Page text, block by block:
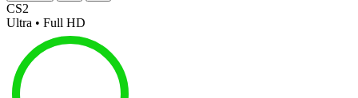
CS2
Ultra • Full HD